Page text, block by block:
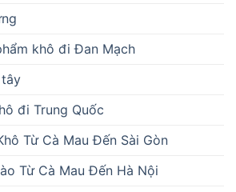
khô đi Đan Mạch
đi Trung Quốc
Từ Cà Mau Đến Sài Gòn
Từ Cà Mau Đến Hà Nội